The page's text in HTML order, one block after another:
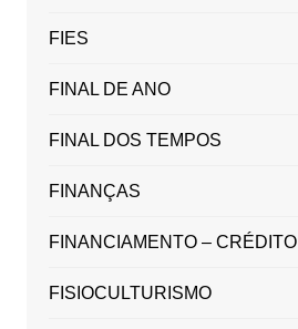
FIES
FINAL DE ANO
FINAL DOS TEMPOS
FINANÇAS
FINANCIAMENTO – CRÉDITO
FISIOCULTURISMO